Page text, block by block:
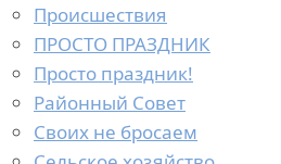
Происшествия
ПРОСТО ПРАЗДНИК
Просто праздник!
Районный Совет
Своих не бросаем